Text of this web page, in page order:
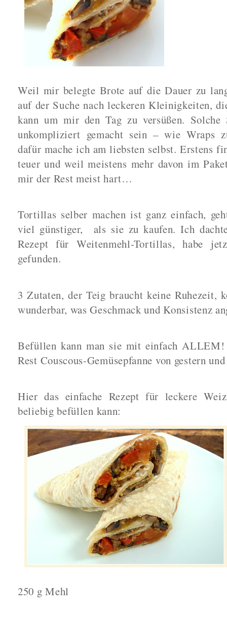
Weil mir belegte Brote auf die Dauer zu
auf der Suche nach leckeren Kleinigkeiten,
kann um mir den Tag zu versüßen. Solche
unkompliziert gemacht sein – wie Wraps
dafür mache ich am liebsten selbst. Erstens
teuer und weil meistens mehr davon im
mir der Rest meist hart…
Tortillas selber machen ist ganz einfach,
viel günstiger,
als sie zu kaufen. Ich
Rezept für Weitenmehl-Tortillas, habe
gefunden.
3 Zutaten, der Teig braucht keine Ruhezeit,
wunderbar, was Geschmack und Konsistenz
Befüllen kann man sie mit einfach
Rest Couscous-Gemüsepfanne von gestern
Hier das einfache Rezept für leckere
beliebig befüllen kann:
250 g Mehl